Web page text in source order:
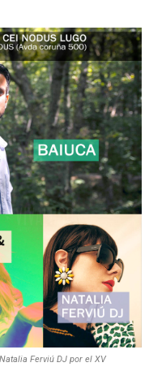
Ferviú DJ por el XV